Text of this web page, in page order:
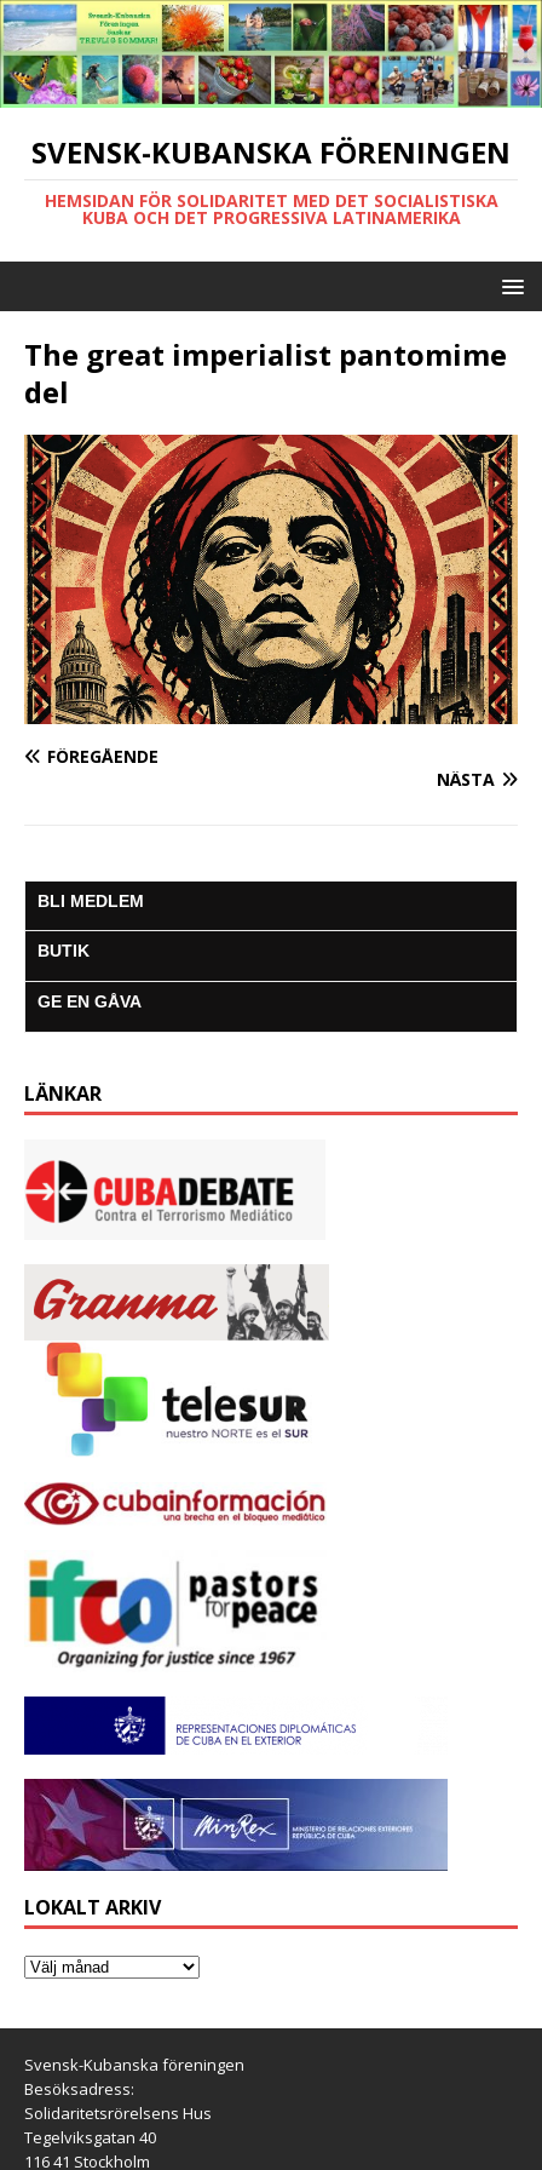
SVENSK-KUBANSKA FÖRENINGEN
HEMSIDAN FÖR SOLIDARITET MED DET SOCIALISTISKA
KUBA OCH DET PROGRESSIVA LATINAMERIKA
The great imperialist pantomime
del
FÖREGÅENDE
NÄSTA
BLI MEDLEM
BUTIK
GE EN GÅVA
LÄNKAR
LOKALT ARKIV
Svensk-Kubanska föreningen
Besöksadress:
Solidaritetsrörelsens Hus
Tegelviksgatan 40
116 41 Stockholm